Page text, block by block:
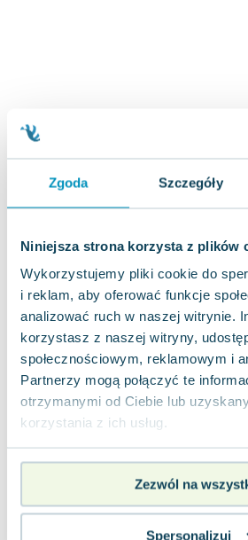
Zgoda Szczegóły
Niniejsza strona korzysta z plików
Wykorzystujemy pliki cookie do
i reklam, aby oferować funkcje
analizować ruch w naszej witrynie.
korzystasz z naszej witryny,
społecznościowym, reklamowym i
Partnerzy mogą połączyć te
otrzymanymi od Ciebie lub
korzystania z ich usług.
Zezwól na
Spersonalizuj
Jarosław Iwaszkiewicz
Joseph Murphy
Jan Sztaudynger
Małgorzata Ohme
Maddie Ziegler
Leszek Czarnecki
Joanna Racewicz
Maria Seweryn
Janina Zającówna
Eric Helms
Anna Prus (oprac.)
Nela Mała Reporterka
Barbara Wrzesińska